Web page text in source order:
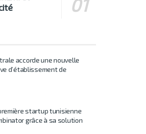
accorde une nouvelle
d’établissement de
startup tunisienne
grâce à sa solution